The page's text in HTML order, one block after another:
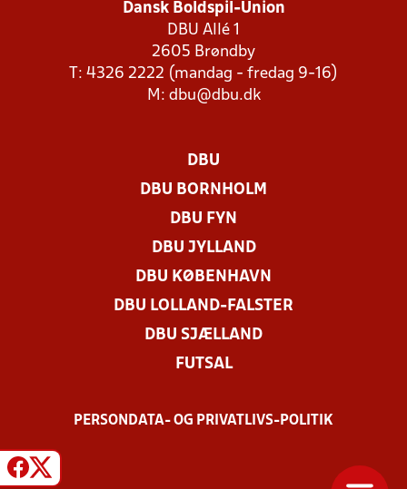
Dansk Boldspil-Union
DBU Allé 1
2605 Brøndby
T: 4326 2222 (mandag - fredag 9-16)
M: dbu@dbu.dk
DBU
DBU BORNHOLM
DBU FYN
DBU JYLLAND
DBU KØBENHAVN
DBU LOLLAND-FALSTER
DBU SJÆLLAND
FUTSAL
PERSONDATA- OG PRIVATLIVS-POLITIK